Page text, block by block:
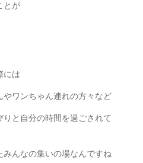
とが
には
ワンちゃん連れの方々など
と自分の時間を過ごされて
んなの集いの場なんですね